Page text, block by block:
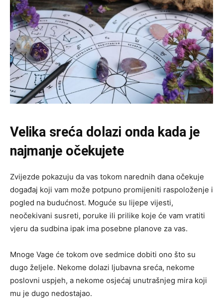
Velika sreća dolazi onda kada je
najmanje očekujete
Zvijezde pokazuju da vas tokom narednih dana očekuje
događaj koji vam može potpuno promijeniti raspoloženje i
pogled na budućnost. Moguće su lijepe vijesti,
neočekivani susreti, poruke ili prilike koje će vam vratiti
vjeru da sudbina ipak ima posebne planove za vas.
Mnoge Vage će tokom ove sedmice dobiti ono što su
dugo željele. Nekome dolazi ljubavna sreća, nekome
poslovni uspjeh, a nekome osjećaj unutrašnjeg mira koji
mu je dugo nedostajao.